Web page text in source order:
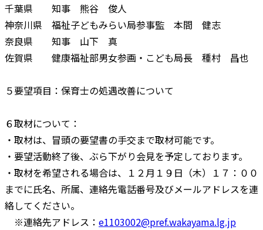
千葉県 知事 熊谷 俊人
神奈川県 福祉子どもみらい局参事監 本間 健志
奈良県 知事 山下 真
佐賀県 健康福祉部男女参画・こども局長 種村 昌也
５要望項目：保育士の処遇改善について
６取材について：
・取材は、冒頭の要望書の手交まで取材可能です。
・要望活動終了後、ぶら下がり会見を予定しております。
・取材を希望される場合は、１２月１９日（木）１７：００
までに氏名、所属、連絡先電話番号及びメールアドレスを連
絡してください。
※連絡先アドレス： e1103002@pref.wakayama.lg.jp